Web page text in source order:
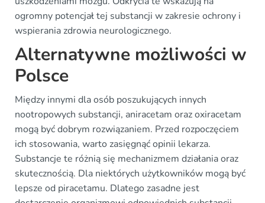
ogromny potencjał tej substancji w zakresie ochrony i
wspierania zdrowia neurologicznego.
Alternatywne możliwości w
Polsce
Między innymi dla osób poszukujących innych
nootropowych substancji, aniracetam oraz oxiracetam
mogą być dobrym rozwiązaniem. Przed rozpoczęciem
ich stosowania, warto zasięgnąć opinii lekarza.
Substancje te różnią się mechanizmem działania oraz
skutecznością. Dla niektórych użytkowników mogą być
lepsze od piracetamu. Dlatego zasadne jest